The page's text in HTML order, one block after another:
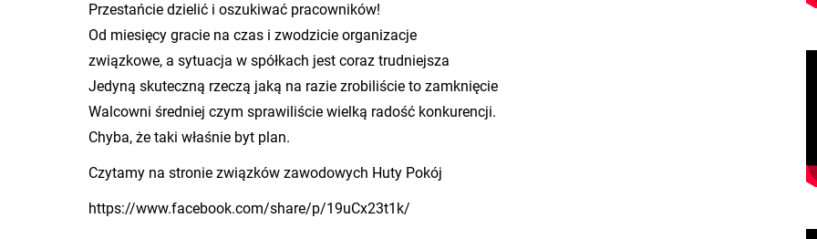
Prze­stań­cie dzie­lić i oszu­ki­wać pra­cow­ni­ków!
Od mie­się­cy gra­cie na czas i zwo­dzi­cie or­ga­ni­za­cje
związ­ko­we, a sy­tu­acja w spół­kach jest coraz trud­niej­sza
Je­dy­ną sku­tecz­ną rze­czą jaką na razie zro­bi­li­ście to za­mknię­cie
Wal­cow­ni śred­niej czym spra­wi­li­ście wiel­ką ra­dość kon­ku­ren­cji.
Chyba, że taki wła­śnie byt plan.
Czy­ta­my na stro­nie związ­ków za­wo­do­wych Huty Pokój
https://​www.​facebook.​com/​share/​p/​19uCx23t1k/